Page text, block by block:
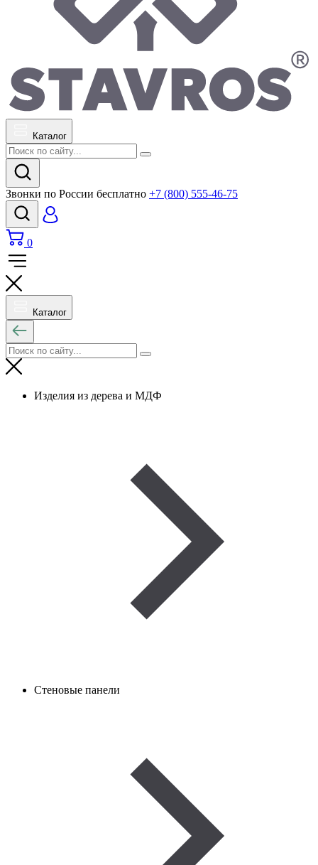
Каталог
Звонки по России бесплатно +7 (800) 555-46-75
0
Каталог
Изделия из дерева и МДФ
Стеновые панели